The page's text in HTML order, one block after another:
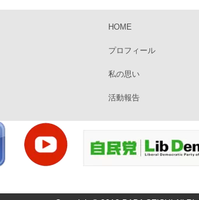
HOME
プロフィール
私の思い
活動報告